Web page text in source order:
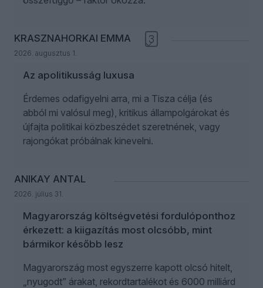
KRASZNAHORKAI EMMA
2026. augusztus 1.
3
Az apolitikusság luxusa
Érdemes odafigyelni arra, mi a Tisza célja (és
abból mi valósul meg), kritikus állampolgárokat és
újfajta politikai közbeszédet szeretnének, vagy
rajongókat próbálnak kinevelni.
ANIKAY ANTAL
2026. július 31.
Magyarország költségvetési fordulóponthoz
érkezett: a kiigazítás most olcsóbb, mint
bármikor később lesz
Magyarország most egyszerre kapott olcsó hitelt,
„nyugodt” árakat, rekordtartalékot és 6000 milliárd